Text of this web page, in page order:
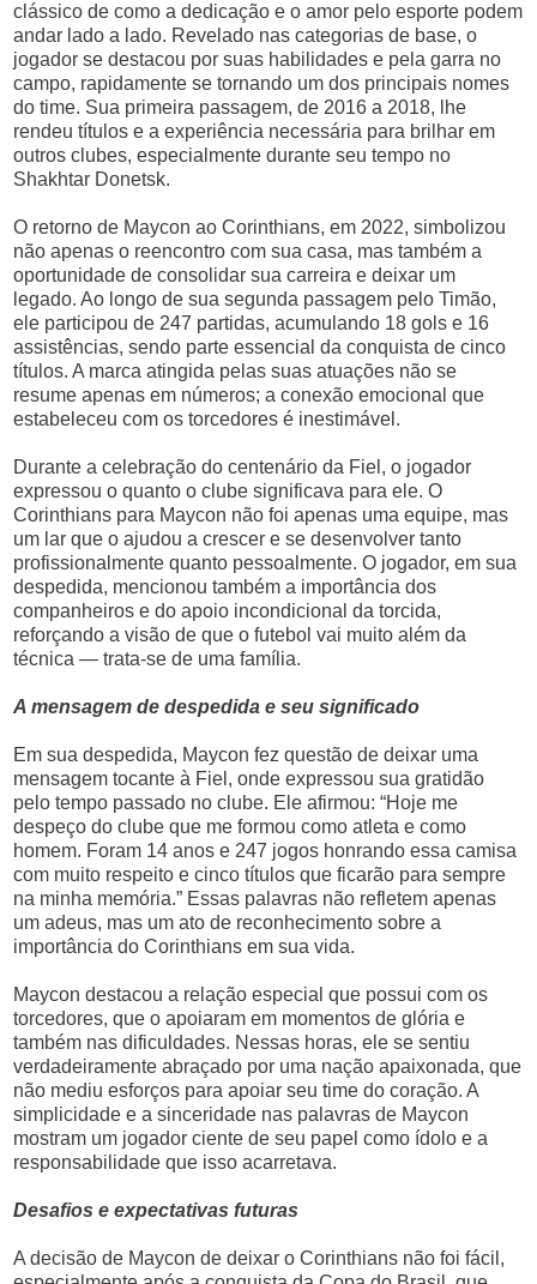
clássico de como a dedicação e o amor pelo esporte podem
andar lado a lado. Revelado nas categorias de base, o
jogador se destacou por suas habilidades e pela garra no
campo, rapidamente se tornando um dos principais nomes
do time. Sua primeira passagem, de 2016 a 2018, lhe
rendeu títulos e a experiência necessária para brilhar em
outros clubes, especialmente durante seu tempo no
Shakhtar Donetsk.
O retorno de Maycon ao Corinthians, em 2022, simbolizou
não apenas o reencontro com sua casa, mas também a
oportunidade de consolidar sua carreira e deixar um
legado. Ao longo de sua segunda passagem pelo Timão,
ele participou de 247 partidas, acumulando 18 gols e 16
assistências, sendo parte essencial da conquista de cinco
títulos. A marca atingida pelas suas atuações não se
resume apenas em números; a conexão emocional que
estabeleceu com os torcedores é inestimável.
Durante a celebração do centenário da Fiel, o jogador
expressou o quanto o clube significava para ele. O
Corinthians para Maycon não foi apenas uma equipe, mas
um lar que o ajudou a crescer e se desenvolver tanto
profissionalmente quanto pessoalmente. O jogador, em sua
despedida, mencionou também a importância dos
companheiros e do apoio incondicional da torcida,
reforçando a visão de que o futebol vai muito além da
técnica — trata-se de uma família.
A mensagem de despedida e seu significado
Em sua despedida, Maycon fez questão de deixar uma
mensagem tocante à Fiel, onde expressou sua gratidão
pelo tempo passado no clube. Ele afirmou: “Hoje me
despeço do clube que me formou como atleta e como
homem. Foram 14 anos e 247 jogos honrando essa camisa
com muito respeito e cinco títulos que ficarão para sempre
na minha memória.” Essas palavras não refletem apenas
um adeus, mas um ato de reconhecimento sobre a
importância do Corinthians em sua vida.
Maycon destacou a relação especial que possui com os
torcedores, que o apoiaram em momentos de glória e
também nas dificuldades. Nessas horas, ele se sentiu
verdadeiramente abraçado por uma nação apaixonada, que
não mediu esforços para apoiar seu time do coração. A
simplicidade e a sinceridade nas palavras de Maycon
mostram um jogador ciente de seu papel como ídolo e a
responsabilidade que isso acarretava.
Desafios e expectativas futuras
A decisão de Maycon de deixar o Corinthians não foi fácil,